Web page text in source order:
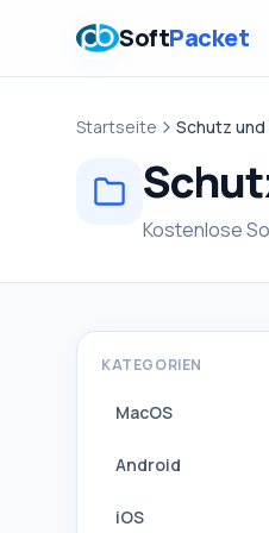
SoftPacket
Startseite Schutz
Kostenlose
KATEGORIEN
MacOS
Android
iOS